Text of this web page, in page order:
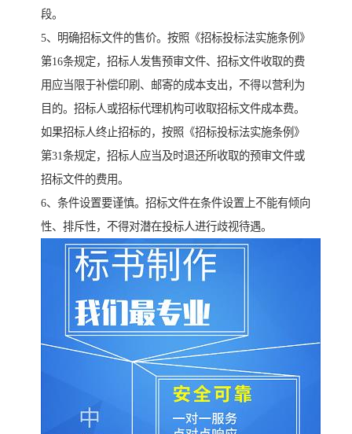
段。
5、明确招标文件的售价。按照《招标投标法实施条例》
第16条规定，招标人发售预审文件、招标文件收取的费
用应当限于补偿印刷、邮寄的成本支出，不得以营利为
目的。招标人或招标代理机构可收取招标文件成本费。
如果招标人终止招标的，按照《招标投标法实施条例》
第31条规定，招标人应当及时退还所收取的预审文件或
招标文件的费用。
6、条件设置要谨慎。招标文件在条件设置上不能有倾向
性、排斥性，不得对潜在投标人进行歧视待遇。